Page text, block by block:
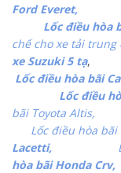
Ford Everet,
Lốc điều hòa
chế cho xe tải trung
xe Suzuki 5 tạ
Lốc điều hòa bãi
Lốc điều
bãi Toyota Altis,
Lốc điều hòa bãi
Lacetti,
hòa bãi Honda Crv,